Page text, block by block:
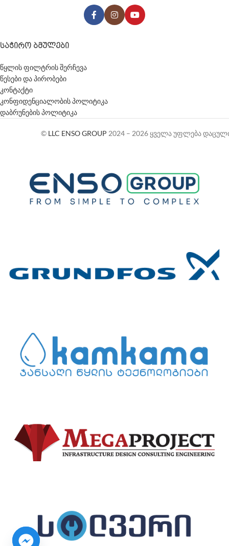
ᲡᲐᲭᲘᲠᲝ ᲑᲛᲣᲚᲔᲑᲘ
წყლის ფილტრის შერჩევა
წესები და პირობები
კონტაქტი
კონფიდენციალობის პოლიტიკა
დაბრუნების პოლიტიკა
© LLC ENSO GROUP 2024 – 2026 ყველა უფლება